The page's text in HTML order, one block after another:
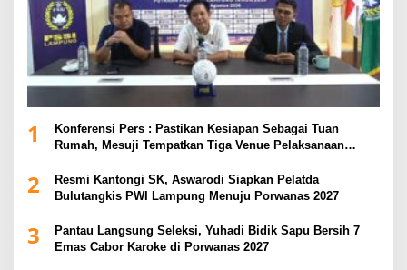
1
Konferensi Pers : Pastikan Kesiapan Sebagai Tuan
Rumah, Mesuji Tempatkan Tiga Venue Pelaksanaan
2
Resmi Kantongi SK, Aswarodi Siapkan Pelatda
Bulutangkis PWI Lampung Menuju Porwanas 2027
3
Pantau Langsung Seleksi, Yuhadi Bidik Sapu Bersih 7
Emas Cabor Karoke di Porwanas 2027